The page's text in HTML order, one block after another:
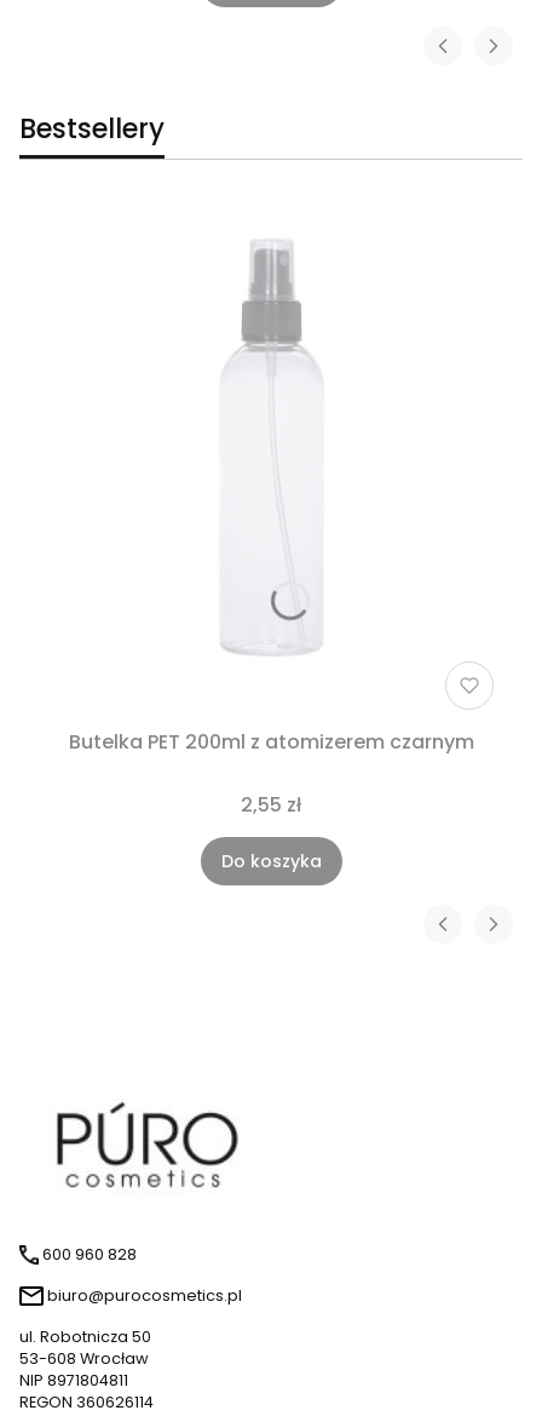
Bestsellery
Butelka PET 200ml z atomizerem czarnym
2,55 zł
Do koszyka
600 960 828
biuro@purocosmetics.pl
ul. Robotnicza 50
53-608 Wrocław
NIP 8971804811
REGON 360626114